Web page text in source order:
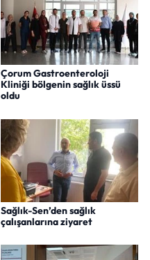
Çorum Gastroenteroloji
Kliniği bölgenin sağlık üssü
oldu
Sağlık-Sen’den sağlık
çalışanlarına ziyaret